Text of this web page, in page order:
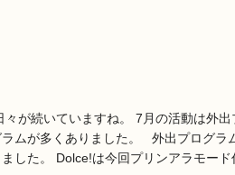
々が続いていますね。 7月の活動は外出
ムが多くありました。 外出プログラ
した。 Dolce!は今回プリンアラモー